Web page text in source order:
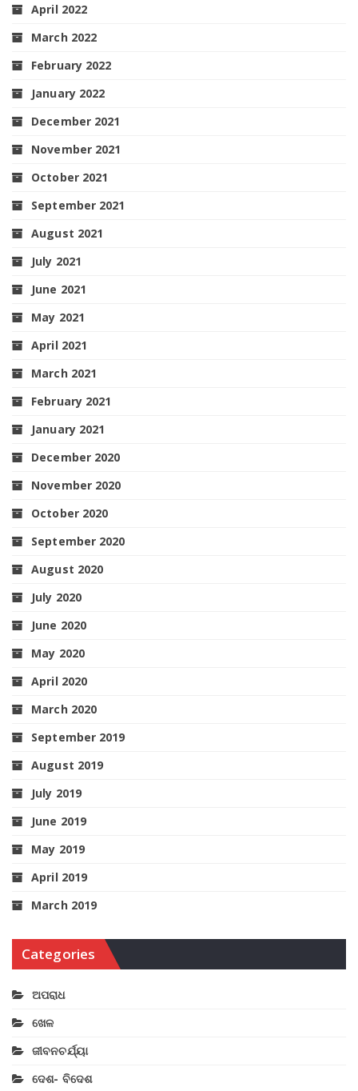
April 2022
March 2022
February 2022
January 2022
December 2021
November 2021
October 2021
September 2021
August 2021
July 2021
June 2021
May 2021
April 2021
March 2021
February 2021
January 2021
December 2020
November 2020
October 2020
September 2020
August 2020
July 2020
June 2020
May 2020
April 2020
March 2020
September 2019
August 2019
July 2019
June 2019
May 2019
April 2019
March 2019
Categories
ଅପରାଧ
ଖେଳ
ଜୀବନଚର୍ଯ୍ୟା
ଦେଶ- ବିଦେଶ